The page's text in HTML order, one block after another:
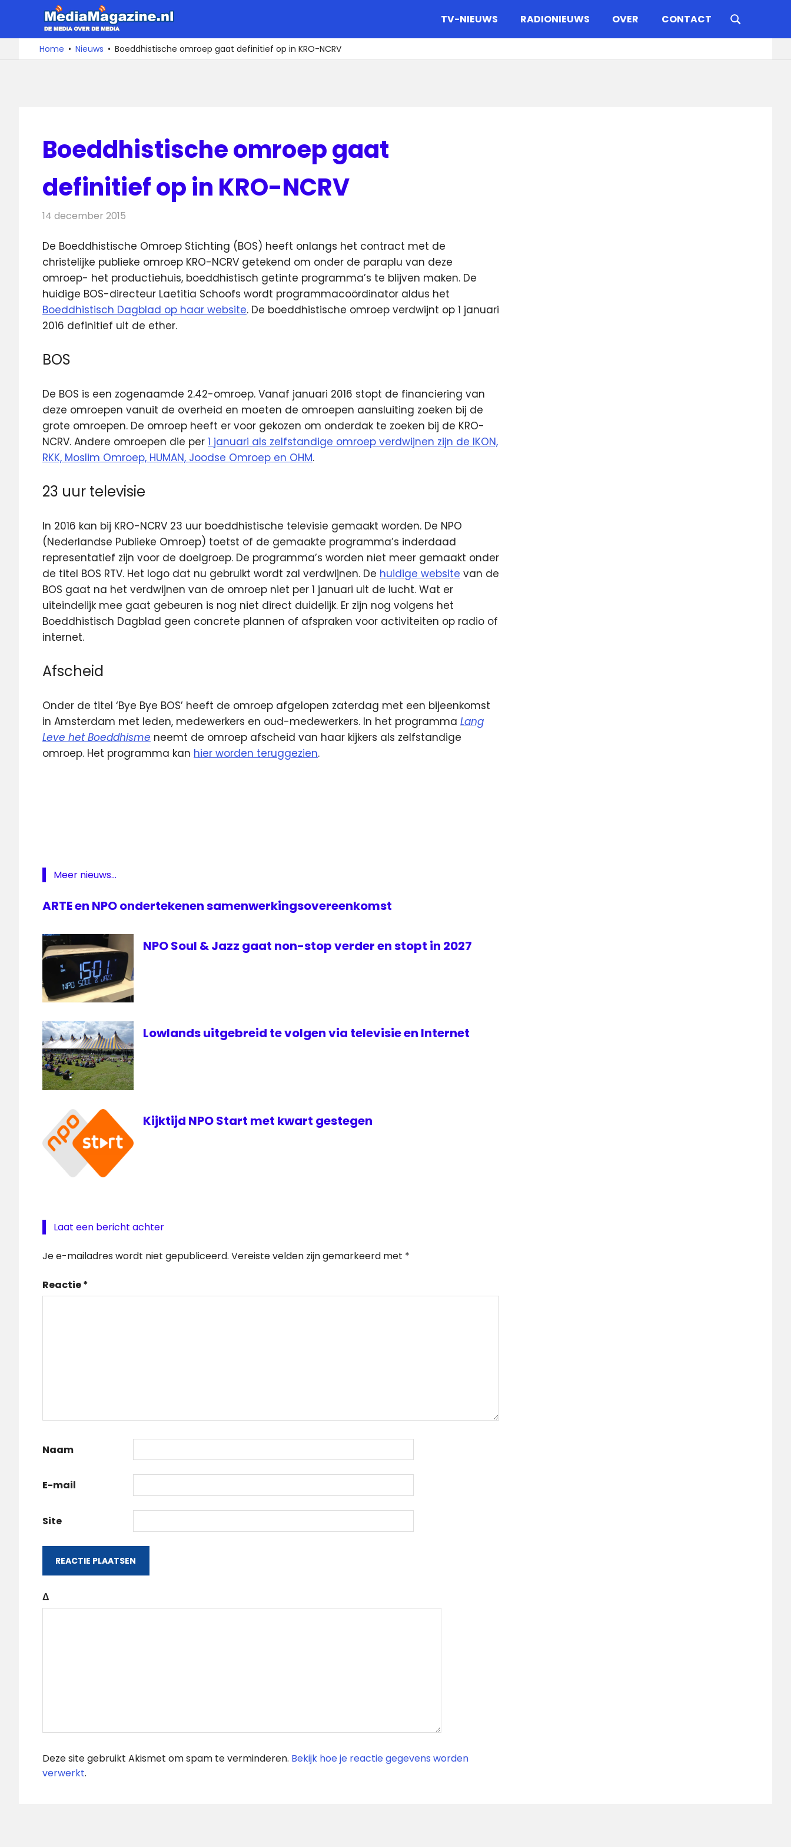
de
De
media
over
TV-NIEUWS RADIONIEUWS OVER CONTACT
Home Nieuws Boeddhistische omroep gaat definitief op in KRO-NCRV
Boeddhistische omroep gaat
definitief op in KRO-NCRV
14 december 2015
De Boeddhistische Omroep Stichting (BOS) heeft onlangs het contract met de
christelijke publieke omroep KRO-NCRV getekend om onder de paraplu van deze
omroep- het productiehuis, boeddhistisch getinte programma’s te blijven maken. De
huidige BOS-directeur Laetitia Schoofs wordt programmacoördinator aldus het
Boeddhistisch Dagblad op haar website. De boeddhistische omroep verdwijnt op 1 januari
2016 definitief uit de ether.
BOS
De BOS is een zogenaamde 2.42-omroep. Vanaf januari 2016 stopt de financiering van
deze omroepen vanuit de overheid en moeten de omroepen aansluiting zoeken bij de
grote omroepen. De omroep heeft er voor gekozen om onderdak te zoeken bij de KRO-
NCRV. Andere omroepen die per 1 januari als zelfstandige omroep verdwijnen zijn de IKON,
RKK, Moslim Omroep, HUMAN, Joodse Omroep en OHM.
23 uur televisie
In 2016 kan bij KRO-NCRV 23 uur boeddhistische televisie gemaakt worden. De NPO
(Nederlandse Publieke Omroep) toetst of de gemaakte programma’s inderdaad
representatief zijn voor de doelgroep. De programma’s worden niet meer gemaakt onder
de titel BOS RTV. Het logo dat nu gebruikt wordt zal verdwijnen. De huidige website van de
BOS gaat na het verdwijnen van de omroep niet per 1 januari uit de lucht. Wat er
uiteindelijk mee gaat gebeuren is nog niet direct duidelijk. Er zijn nog volgens het
Boeddhistisch Dagblad geen concrete plannen of afspraken voor activiteiten op radio of
internet.
Afscheid
Onder de titel ‘Bye Bye BOS’ heeft de omroep afgelopen zaterdag met een bijeenkomst
in Amsterdam met leden, medewerkers en oud-medewerkers. In het programma Lang
Leve het Boeddhisme neemt de omroep afscheid van haar kijkers als zelfstandige
omroep. Het programma kan hier worden teruggezien.
KRO
NCRV
NPO
omroep
Meer nieuws...
ARTE en NPO ondertekenen samenwerkingsovereenkomst
NPO Soul & Jazz gaat non-stop verder en stopt in 2027
Lowlands uitgebreid te volgen via televisie en Internet
Kijktijd NPO Start met kwart gestegen
Laat een bericht achter
Je e-mailadres wordt niet gepubliceerd. Vereiste velden zijn gemarkeerd met *
Reactie*
Naam
E-mail
Site
Δ
Deze site gebruikt Akismet om spam te verminderen. Bekijk hoe je reactie gegevens worden
verwerkt.